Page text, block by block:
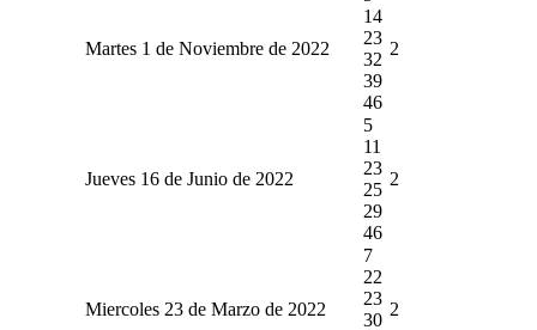
Martes 1 de Noviembre de 2022
14
23
32
39
46
2
Jueves 16 de Junio de 2022
5
11
23
25
29
46
2
Miercoles 23 de Marzo de 2022
7
22
23
30
2